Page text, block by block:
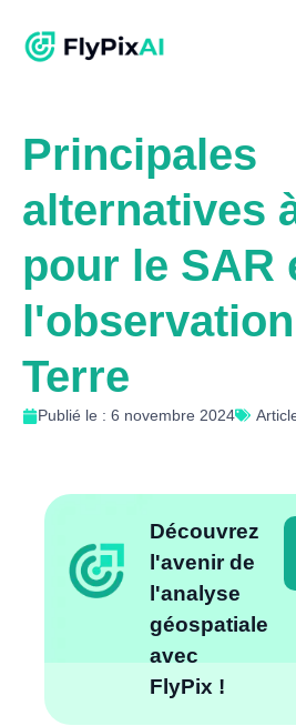
Principales
alternatives
pour le SAR
Terre
Publié le : 6 novembre 2024
Découvrez
l'avenir de
l'analyse
géospatiale
avec
FlyPix !